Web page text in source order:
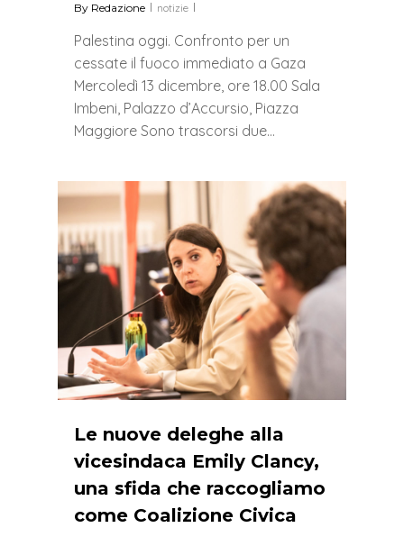
By Redazione notizie
Palestina oggi. Confronto per un
cessate il fuoco immediato a Gaza
Mercoledì 13 dicembre, ore 18.00 Sala
Imbeni, Palazzo d’Accursio, Piazza
Maggiore Sono trascorsi due…
Le nuove deleghe alla
vicesindaca Emily Clancy,
una sfida che raccogliamo
come Coalizione Civica